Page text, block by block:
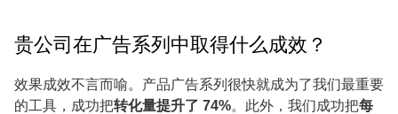
贵公司在广告系列中取得什么成效？
效果成效不言而喻。产品广告系列很快就成为了我们最重要
的工具，成功把转化量提升了 74%。此外，我们成功把每